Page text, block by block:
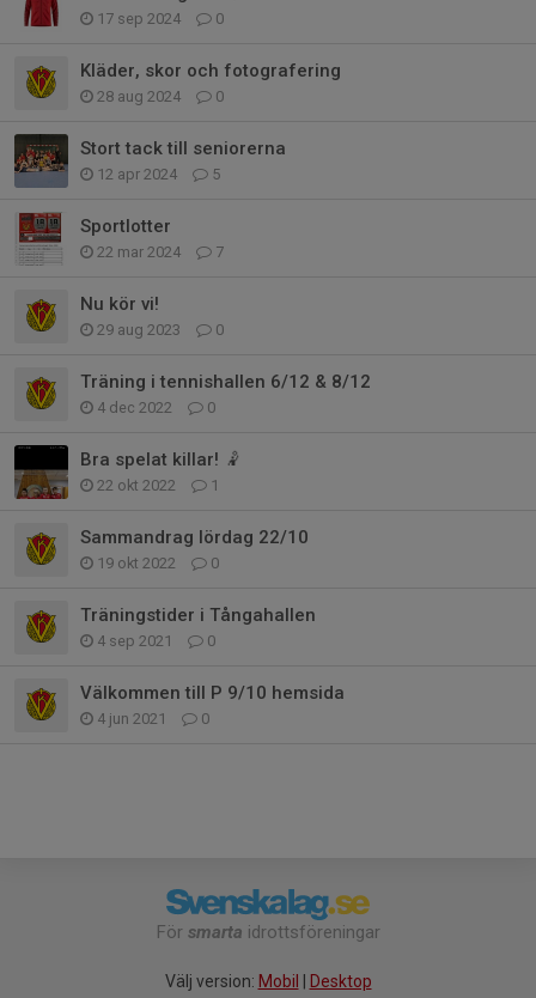
17 sep 2024 0
Kläder, skor och fotografering
28 aug 2024 0
Stort tack till seniorerna
12 apr 2024 5
Sportlotter
22 mar 2024 7
Nu kör vi!
29 aug 2023 0
Träning i tennishallen 6/12 & 8/12
4 dec 2022 0
Bra spelat killar! 🤾
22 okt 2022 1
Sammandrag lördag 22/10
19 okt 2022 0
Träningstider i Tångahallen
4 sep 2021 0
Välkommen till P 9/10 hemsida
4 jun 2021 0
För smarta idrottsföreningar
Välj version: Mobil | Desktop